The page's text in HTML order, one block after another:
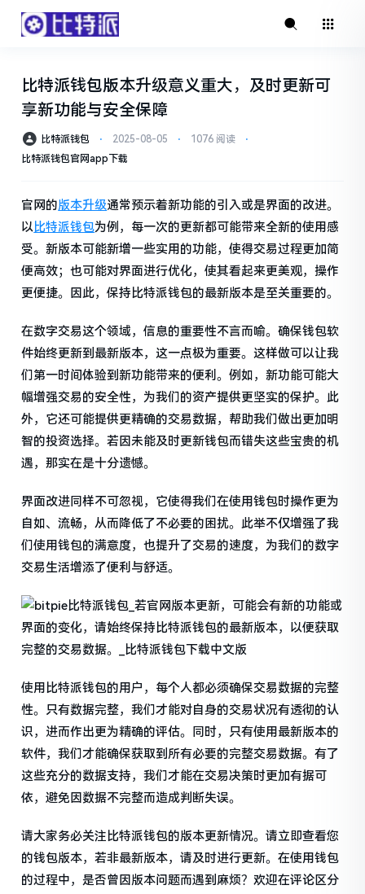
比特派钱包版本升级意义重大，及时更新可
享新功能与安全保障
比特派钱包 ⋅ 2025-08-05 ⋅ 1076 阅读
⋅
比特派钱包官网app下载
官网的版本升级通常预示着新功能的引入或是界面的改进。
以比特派钱包为例，每一次的更新都可能带来全新的使用感
受。新版本可能新增一些实用的功能，使得交易过程更加简
便高效；也可能对界面进行优化，使其看起来更美观，操作
更便捷。因此，保持比特派钱包的最新版本是至关重要的。
在数字交易这个领域，信息的重要性不言而喻。确保钱包软
件始终更新到最新版本，这一点极为重要。这样做可以让我
们第一时间体验到新功能带来的便利。例如，新功能可能大
幅增强交易的安全性，为我们的资产提供更坚实的保护。此
外，它还可能提供更精确的交易数据，帮助我们做出更加明
智的投资选择。若因未能及时更新钱包而错失这些宝贵的机
遇，那实在是十分遗憾。
界面改进同样不可忽视，它使得我们在使用钱包时操作更为
自如、流畅，从而降低了不必要的困扰。此举不仅增强了我
们使用钱包的满意度，也提升了交易的速度，为我们的数字
交易生活增添了便利与舒适。
使用比特派钱包的用户，每个人都必须确保交易数据的完整
性。只有数据完整，我们才能对自身的交易状况有透彻的认
识，进而作出更为精确的评估。同时，只有使用最新版本的
软件，我们才能确保获取到所有必要的完整交易数据。有了
这些充分的数据支持，我们才能在交易决策时更加有据可
依，避免因数据不完整而造成判断失误。
请大家务必关注比特派钱包的版本更新情况。请立即查看您
的钱包版本，若非最新版本，请及时进行更新。在使用钱包
的过程中，是否曾因版本问题而遇到麻烦？欢迎在评论区分